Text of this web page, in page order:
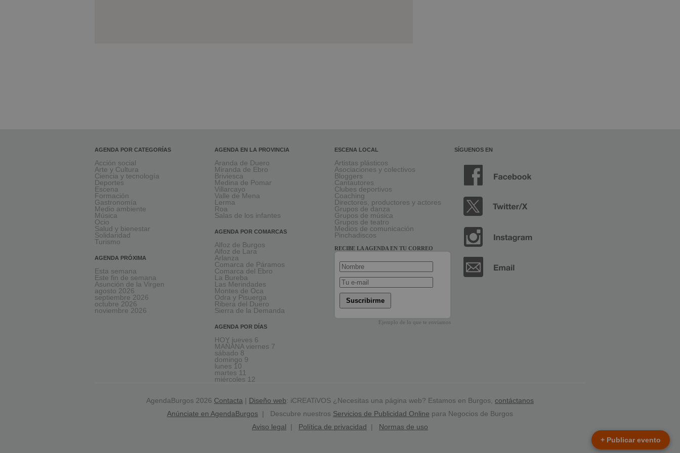
AGENDA POR CATEGORÍAS
Acción social
Arte y Cultura
Ciencia y tecnología
Deportes
Escena
Formación
Gastronomía
Medio ambiente
Música
Ocio
Salud y bienestar
Solidaridad
Turismo
AGENDA PRÓXIMA
Esta semana
Este fin de semana
Asunción de la Virgen
agosto 2026
septiembre 2026
octubre 2026
noviembre 2026
AGENDA EN LA PROVINCIA
Aranda de Duero
Miranda de Ebro
Briviesca
Medina de Pomar
Villarcayo
Valle de Mena
Lerma
Roa
Salas de los infantes
AGENDA POR COMARCAS
Alfoz de Burgos
Alfoz de Lara
Arlanza
Comarca de Páramos
Comarca del Ebro
La Bureba
Las Merindades
Montes de Oca
Odra y Pisuerga
Ribera del Duero
Sierra de la Demanda
AGENDA POR DÍAS
HOY jueves 6
MAÑANA viernes 7
sábado 8
domingo 9
lunes 10
martes 11
miércoles 12
ESCENA LOCAL
Artistas plásticos
Asociaciones y colectivos
Bloggers
Cantautores
Clubes deportivos
Coaching
Directores, productores y actores
Grupos de danza
Grupos de música
Grupos de teatro
Medios de comunicación
Pinchadiscos
RECIBE LA AGENDA EN TU CORREO
Suscribirme
Ejemplo de lo que te enviamos
SÍGUENOS EN
AgendaBurgos 2026 Contacta Diseño web: iCREATiVOS ¿Necesitas una página web? Estamos en Burgos, contáctanos
Anúnciate en AgendaBurgos | Descubre nuestros Servicios de Publicidad Online para Negocios de Burgos
Aviso legal
Política de privacidad Normas de uso
+ Publicar evento